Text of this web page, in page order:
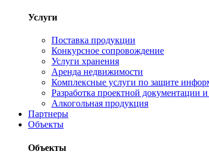
Услуги
Поставка продукции
Конкурсное сопровождение
Услуги хранения
Аренда недвижимости
Комплексные услуги по защите
Разработка проектной документации
Алкогольная продукция
Партнеры
Объекты
Объекты